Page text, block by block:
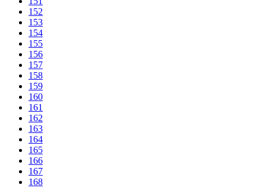
152
153
154
155
156
157
158
159
160
161
162
163
164
165
166
167
168